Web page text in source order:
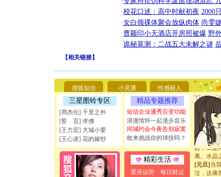
·校花口述：高中时献初夜 2000
·女白领祼体聚会放纵肉体 尚雯
·曹颖印小天酒店开房照被爆 野
·诡秘莫测：二战五大未解之谜
【相关链接】
搜狐短信 小灵通 性感丽人
三星图铃专区
[周杰伦] 千里之外
[誓 言] 求佛
[王力宏] 大城小爱
[王心凌] 花的嫁纱
精品专题推荐
短信企业通秀百变功能
浪漫情怀一起漫步音乐
同城约会今夜告别寂寞
敢来挑战你的球技吗？
精彩生活
星座运势
每日财运
[圣诞节]
[圣诞节]
能正大光
天都要快
[圣诞节]
如意,快
[元旦]看
断电。
你是我专
[元旦]如
起；二是
离。水晶
[元旦] 当
泣，这痛